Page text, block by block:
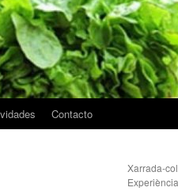
Contacto
Xarrada-